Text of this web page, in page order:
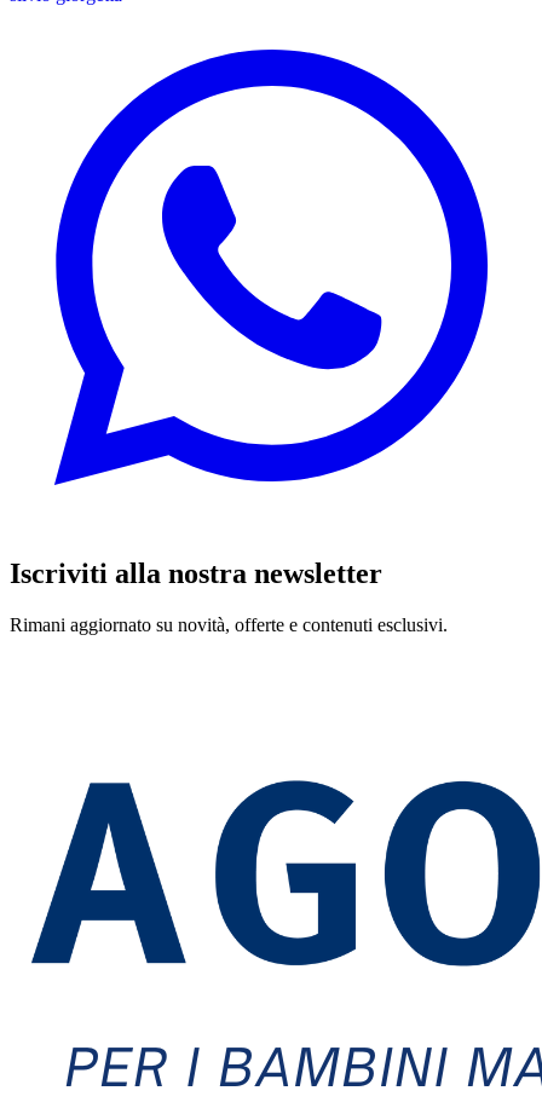
Iscriviti alla nostra newsletter
Rimani aggiornato su novità, offerte e contenuti esclusivi.